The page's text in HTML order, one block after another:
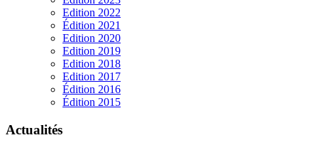
Edition 2022
Édition 2021
Edition 2020
Edition 2019
Edition 2018
Edition 2017
Édition 2016
Édition 2015
Actualités